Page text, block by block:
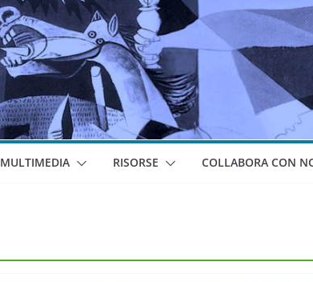
MULTIMEDIA RISORSE COLLABORA CON